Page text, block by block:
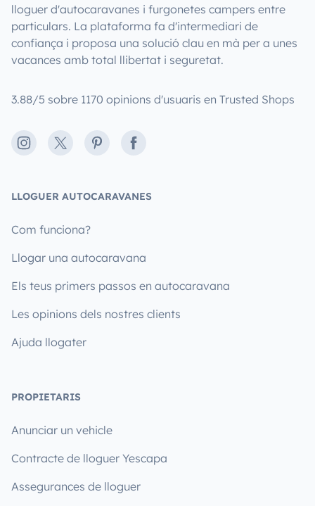
lloguer d'autocaravanes i furgonetes campers entre
particulars. La plataforma fa d'intermediari de
confiança i proposa una solució clau en mà per a unes
vacances amb total llibertat i seguretat.
3.88/5 sobre 1170 opinions d'usuaris en Trusted Shops
Instagram
X PinterestFacebook
LLOGUER AUTOCARAVANES
Com funciona?
Llogar una autocaravana
Els teus primers passos en autocaravana
Les opinions dels nostres clients
Ajuda llogater
PROPIETARIS
Anunciar un vehicle
Contracte de lloguer Yescapa
Assegurances de lloguer